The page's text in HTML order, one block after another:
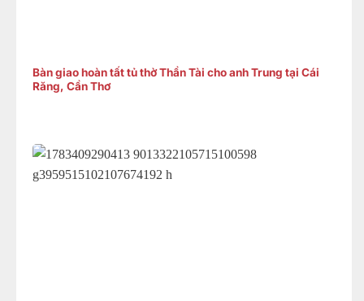
Bàn giao hoàn tất tủ thờ Thần Tài cho anh Trung tại Cái
Răng, Cần Thơ